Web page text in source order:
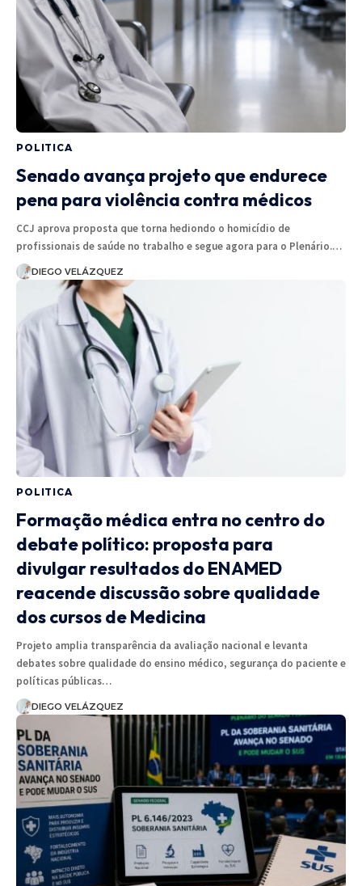
POLITICA
Senado avança projeto que endurece
pena para violência contra médicos
CCJ aprova proposta que torna hediondo o homicídio de
profissionais de saúde no trabalho e segue agora para o Plenário.…
DIEGO VELÁZQUEZ
POLITICA
Formação médica entra no centro do
debate político: proposta para
divulgar resultados do ENAMED
reacende discussão sobre qualidade
dos cursos de Medicina
Projeto amplia transparência da avaliação nacional e levanta
debates sobre qualidade do ensino médico, segurança do paciente e
políticas públicas…
DIEGO VELÁZQUEZ